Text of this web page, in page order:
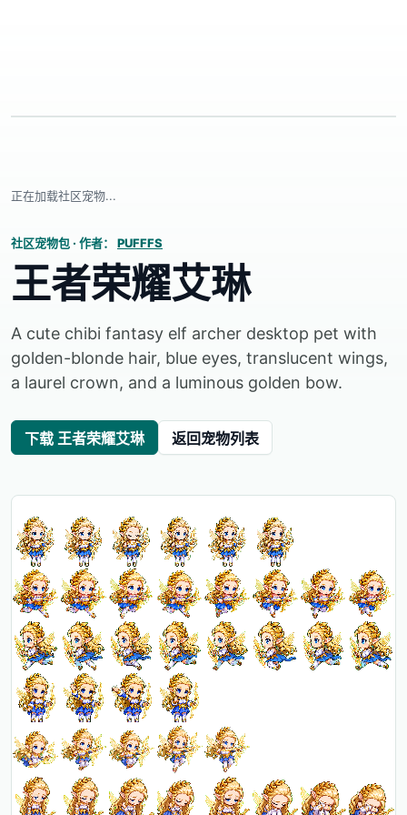
正在加载社区宠物...
社区宠物包 · 作者： PUFFFS
王者荣耀艾琳
A cute chibi fantasy elf archer desktop pet with
golden-blonde hair, blue eyes, translucent wings,
a laurel crown, and a luminous golden bow.
下载 王者荣耀艾琳 返回宠物列表